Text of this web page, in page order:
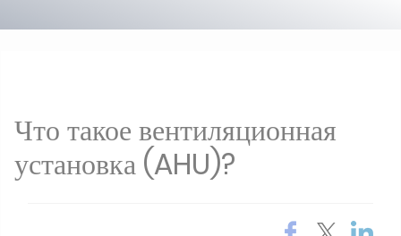
Что такое вентиляционная
установка (AHU)?